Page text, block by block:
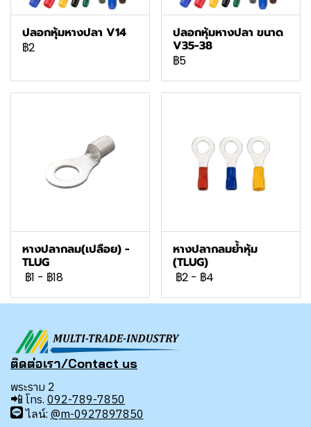
ปลอกหุ้มหางปลา V14
฿2
ปลอกหุ้มหางปลา ขนาด
V35-38
฿5
หางปลากลม(เปลือย) -
TLUG
฿1 - ฿18
หางปลากลมย้ำหุ้ม
(TLUG)
฿2 - ฿4
ติดต่อเรา/Contact us
พระราม 2
📲 โทร. 092-789-7850
ไลน์: @m-0927897850